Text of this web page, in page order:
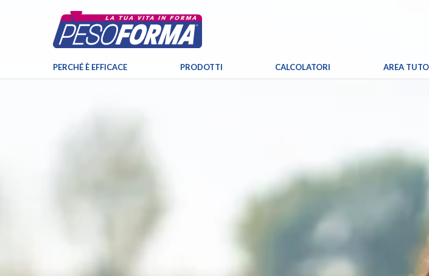
PERCHÉ È EFFICACE PRODOTTI CALCOLATORI AREA